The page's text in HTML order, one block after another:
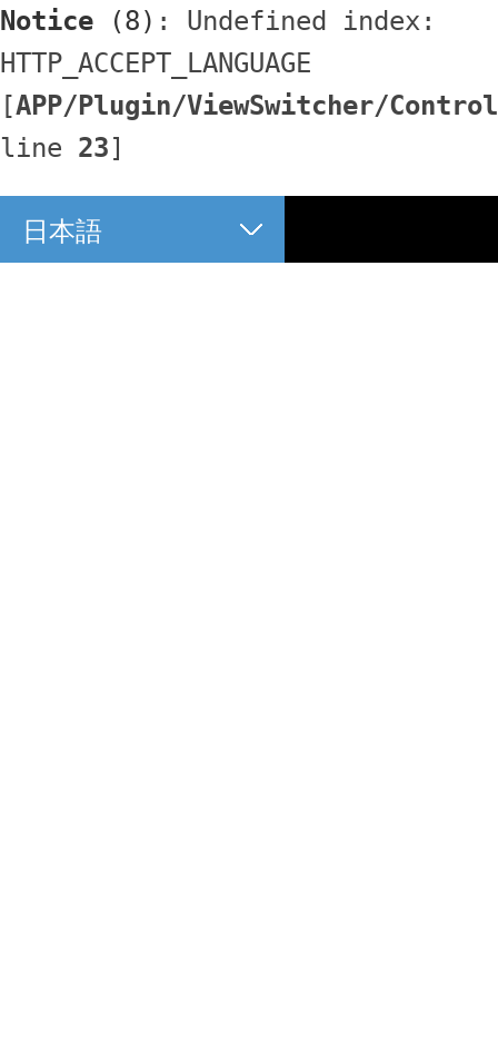
Notice (8) : Undefined index:
HTTP_ACCEPT_LANGUAGE
[APP/Plugin/ViewSwitcher/
line 23]
日本語